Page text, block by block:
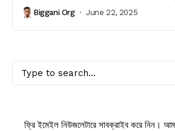
Biggani Org June 22, 2025
ফ্রি ইমেইল নিউজলেটারে সাবক্রাইব করে নিন।